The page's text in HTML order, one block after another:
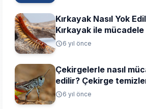
Kırkayak Nasıl Yok
Kırkayak ile mücadele
6 yıl önce
Çekirgelerle nasıl
edilir? Çekirge
yolları
6 yıl önce